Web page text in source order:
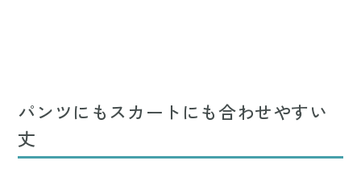
パンツにもスカートにも合わせやすい
丈